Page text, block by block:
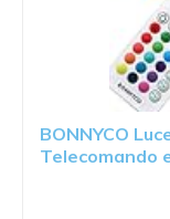
BONNYCO
Telecomando